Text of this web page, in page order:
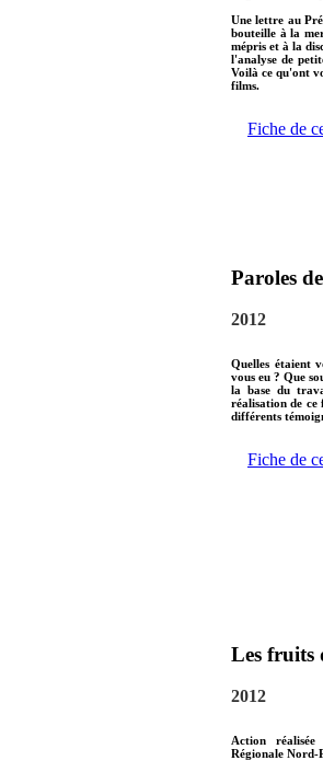
Une lettre au
bouteille à la
mépris et à la
l'analyse de
Voilà ce qu'ont
films.
Fiche de
Paroles
2012
Quelles étaient
vous eu ? Que
la base du
réalisation de ce
différents
Fiche de
Les fruits
2012
Action
Régionale Nord-